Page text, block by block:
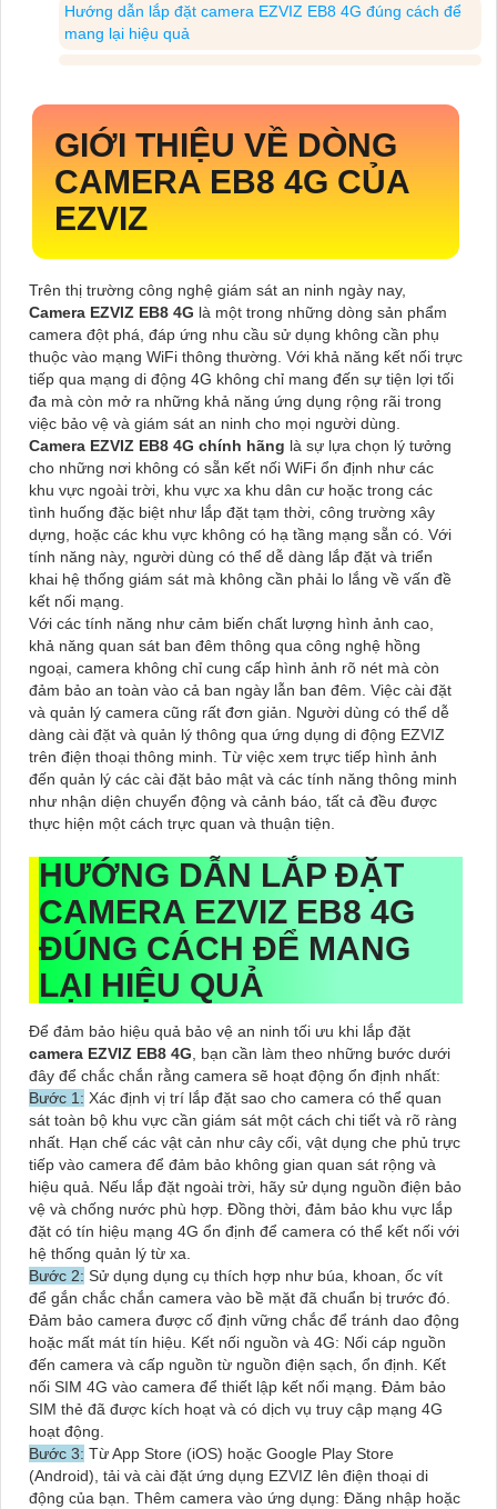
Hướng dẫn lắp đặt camera EZVIZ EB8 4G đúng cách để
mang lại hiệu quả
GIỚI THIỆU VỀ DÒNG
CAMERA EB8 4G CỦA
EZVIZ
Trên thị trường công nghệ giám sát an ninh ngày nay,
Camera EZVIZ EB8 4G là một trong những dòng sản phẩm
camera đột phá, đáp ứng nhu cầu sử dụng không cần phụ
thuộc vào mạng WiFi thông thường. Với khả năng kết nối trực
tiếp qua mạng di động 4G không chỉ mang đến sự tiện lợi tối
đa mà còn mở ra những khả năng ứng dụng rộng rãi trong
việc bảo vệ và giám sát an ninh cho mọi người dùng.
Camera EZVIZ EB8 4G chính hãng là sự lựa chọn lý tưởng
cho những nơi không có sẵn kết nối WiFi ổn định như các
khu vực ngoài trời, khu vực xa khu dân cư hoặc trong các
tình huống đặc biệt như lắp đặt tạm thời, công trường xây
dựng, hoặc các khu vực không có hạ tầng mạng sẵn có. Với
tính năng này, người dùng có thể dễ dàng lắp đặt và triển
khai hệ thống giám sát mà không cần phải lo lắng về vấn đề
kết nối mạng.
Với các tính năng như cảm biến chất lượng hình ảnh cao,
khả năng quan sát ban đêm thông qua công nghệ hồng
ngoại, camera không chỉ cung cấp hình ảnh rõ nét mà còn
đảm bảo an toàn vào cả ban ngày lẫn ban đêm. Việc cài đặt
và quản lý camera cũng rất đơn giản. Người dùng có thể dễ
dàng cài đặt và quản lý thông qua ứng dụng di động EZVIZ
trên điện thoại thông minh. Từ việc xem trực tiếp hình ảnh
đến quản lý các cài đặt bảo mật và các tính năng thông minh
như nhận diện chuyển động và cảnh báo, tất cả đều được
thực hiện một cách trực quan và thuận tiện.
HƯỚNG DẪN LẮP ĐẶT
CAMERA EZVIZ EB8 4G
ĐÚNG CÁCH ĐỂ MANG
LẠI HIỆU QUẢ
Để đảm bảo hiệu quả bảo vệ an ninh tối ưu khi lắp đặt
camera EZVIZ EB8 4G , bạn cần làm theo những bước dưới
đây để chắc chắn rằng camera sẽ hoạt động ổn định nhất:
Bước 1: Xác định vị trí lắp đặt sao cho camera có thể quan
sát toàn bộ khu vực cần giám sát một cách chi tiết và rõ ràng
nhất. Hạn chế các vật cản như cây cối, vật dụng che phủ trực
tiếp vào camera để đảm bảo không gian quan sát rộng và
hiệu quả. Nếu lắp đặt ngoài trời, hãy sử dụng nguồn điện bảo
vệ và chống nước phù hợp. Đồng thời, đảm bảo khu vực lắp
đặt có tín hiệu mạng 4G ổn định để camera có thể kết nối với
hệ thống quản lý từ xa.
Bước 2: Sử dụng dụng cụ thích hợp như búa, khoan, ốc vít
để gắn chắc chắn camera vào bề mặt đã chuẩn bị trước đó.
Đảm bảo camera được cố định vững chắc để tránh dao động
hoặc mất mát tín hiệu. Kết nối nguồn và 4G: Nối cáp nguồn
đến camera và cấp nguồn từ nguồn điện sạch, ổn định. Kết
nối SIM 4G vào camera để thiết lập kết nối mạng. Đảm bảo
SIM thẻ đã được kích hoạt và có dịch vụ truy cập mạng 4G
hoạt động.
Bước 3: Từ App Store (iOS) hoặc Google Play Store
(Android), tải và cài đặt ứng dụng EZVIZ lên điện thoại di
động của bạn. Thêm camera vào ứng dụng: Đăng nhập hoặc